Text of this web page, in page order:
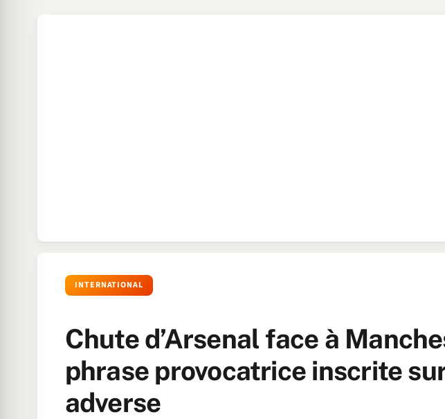
INTERNATIONAL
Chute d’Arsenal face à
phrase provocatrice inscrite
adverse